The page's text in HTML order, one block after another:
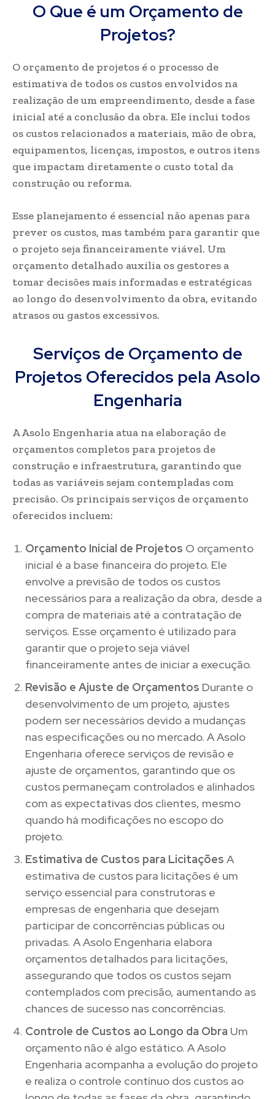
O Que é um Orçamento de
Projetos?
O orçamento de projetos é o processo de
estimativa de todos os custos envolvidos na
realização de um empreendimento, desde a fase
inicial até a conclusão da obra. Ele inclui todos
os custos relacionados a materiais, mão de obra,
equipamentos, licenças, impostos, e outros itens
que impactam diretamente o custo total da
construção ou reforma.
Esse planejamento é essencial não apenas para
prever os custos, mas também para garantir que
o projeto seja financeiramente viável. Um
orçamento detalhado auxilia os gestores a
tomar decisões mais informadas e estratégicas
ao longo do desenvolvimento da obra, evitando
atrasos ou gastos excessivos.
Serviços de Orçamento de
Projetos Oferecidos pela Asolo
Engenharia
A Asolo Engenharia atua na elaboração de
orçamentos completos para projetos de
construção e infraestrutura, garantindo que
todas as variáveis sejam contempladas com
precisão. Os principais serviços de orçamento
oferecidos incluem:
Orçamento Inicial de Projetos O orçamento
inicial é a base financeira do projeto. Ele
envolve a previsão de todos os custos
necessários para a realização da obra, desde a
compra de materiais até a contratação de
serviços. Esse orçamento é utilizado para
garantir que o projeto seja viável
financeiramente antes de iniciar a execução.
Revisão e Ajuste de Orçamentos Durante o
desenvolvimento de um projeto, ajustes
podem ser necessários devido a mudanças
nas especificações ou no mercado. A Asolo
Engenharia oferece serviços de revisão e
ajuste de orçamentos, garantindo que os
custos permaneçam controlados e alinhados
com as expectativas dos clientes, mesmo
quando há modificações no escopo do
projeto.
Estimativa de Custos para Licitações A
estimativa de custos para licitações é um
serviço essencial para construtoras e
empresas de engenharia que desejam
participar de concorrências públicas ou
privadas. A Asolo Engenharia elabora
orçamentos detalhados para licitações,
assegurando que todos os custos sejam
contemplados com precisão, aumentando as
chances de sucesso nas concorrências.
Controle de Custos ao Longo da Obra Um
orçamento não é algo estático. A Asolo
Engenharia acompanha a evolução do projeto
e realiza o controle contínuo dos custos ao